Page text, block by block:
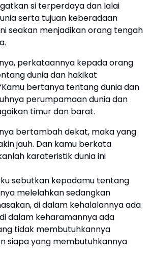
si terperdaya dan lalai
serta tujuan keberadaan
seakan menjadikan orang tengah
perkataannya kepada orang
dunia dan hakikat
bertanya tentang dunia dan
perumpamaan dunia dan
timur dan barat.
bertambah dekat, maka yang
jauh. Dan kamu berkata
karateristik dunia ini
sebutkan kepadamu tentang
melelahkan sedangkan
di dalam kehalalannya ada
dalam keharamannya ada
tidak membutuhkannya
siapa yang membutuhkannya